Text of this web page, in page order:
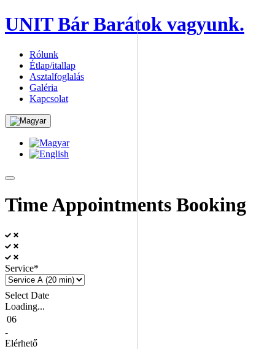
UNIT BárBarátok vagyunk.
Rólunk
Étlap/itallap
Asztalfoglalás
Galéria
Kapcsolat
Time Appointments Booking
Service*
Select Date
Loading...
06
-
Elérhető